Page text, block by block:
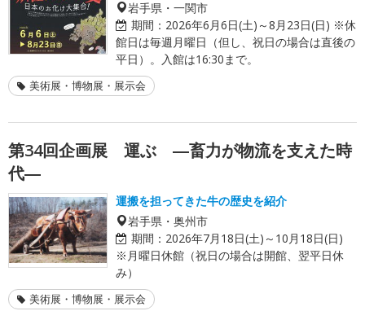
岩手県・一関市
期間： 2026年6月6日(土)～8月23日(日) ※休
館日は毎週月曜日（但し、祝日の場合は直後の
平日）。入館は16:30まで。
美術展・博物展・展示会
第34回企画展 運ぶ ―畜力が物流を支えた時
代―
運搬を担ってきた牛の歴史を紹介
岩手県・奥州市
期間： 2026年7月18日(土)～10月18日(日)
※月曜日休館（祝日の場合は開館、翌平日休
み）
美術展・博物展・展示会